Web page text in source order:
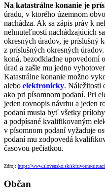
Na katastrálne konanie je
úradu, v ktorého územnom
nachádza. Ak sa zápis práv k
nehnuteľností nachádzajúcich
okresných úradov, je príslušný
z príslušných okresných
koná, bezodkladne upovedomí
úrad a zašle mu jedno
Katastrálne konanie možno
alebo elektronicky. Náležitosti
ako pri písomnom podaní. Pri
jeden rovnopis návrhu a jeden
podaní musia byť všetky
a podpísané kvalifikovaným
v písomnom podaní vyžaduje
podaní mu zodpovedá
časovou pečiatkou.
Zdroj: https://www.slovensko.sk/sk/zivotne-
Občan